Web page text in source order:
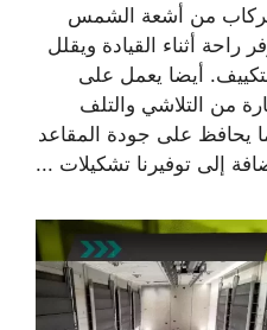
من أشعة الشمس
راحة أثناء القيادة ويقلل
أيضا يعمل على
من التلاشي والتلف
يحافظ على جودة المقاعد
إلى توفيرنا تشكيلات ...